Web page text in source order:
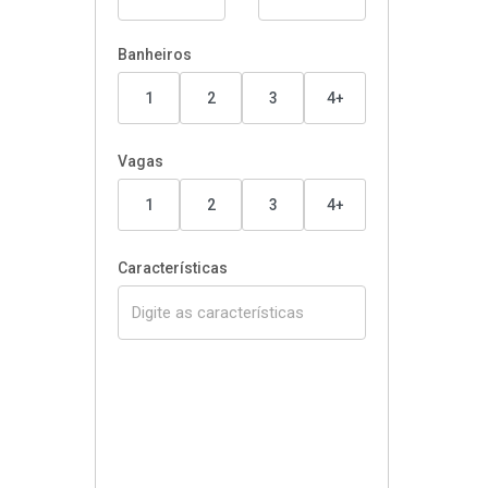
Banheiros
1 2 3 4+
Vagas
1 2 3 4+
Características